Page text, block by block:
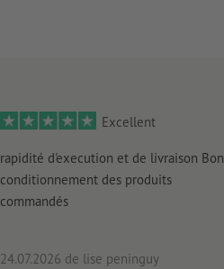
Excellent
rapidité d'execution et de livraison Bon
conditionnement des produits
commandés
24.07.2026 de lise peninguy